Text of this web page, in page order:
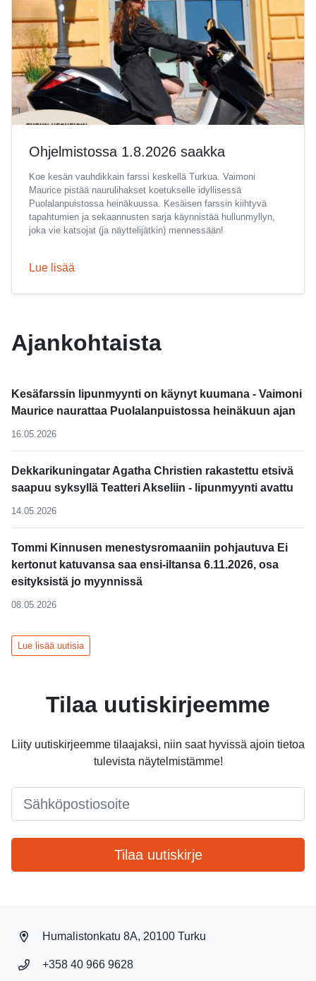
Ajankohtaista
Kesäfarssin lipunmyynti on käynyt kuumana - Vaimoni
Maurice naurattaa Puolalanpuistossa heinäkuun ajan
16.05.2026
Dekkarikuningatar Agatha Christien rakastettu etsivä
saapuu syksyllä Teatteri Akseliin - lipunmyynti avattu
14.05.2026
Tommi Kinnusen menestysromaaniin pohjautuva Ei
kertonut katuvansa saa ensi-iltansa 6.11.2026, osa
esityksistä jo myynnissä
08.05.2026
Lue lisää uutisia
Ohjelmistossa 1.8.2026 saakka
Koe kesän vauhdikkain farssi keskellä Turkua. Vaimoni
Maurice pistää naurulihakset koetukselle idyllisessä
Puolalanpuistossa heinäkuussa. Kesäisen farssin kiihtyvä
tapahtumien ja sekaannusten sarja käynnistää hullunmyllyn,
joka vie katsojat (ja näyttelijätkin) mennessään!
Lue lisää
Tilaa uutiskirjeemme
Liity uutiskirjeemme tilaajaksi, niin saat hyvissä ajoin tietoa
tulevista näytelmistämme!
Tilaa uutiskirje
Humalistonkatu 8A, 20100 Turku
+358 40 966 9628